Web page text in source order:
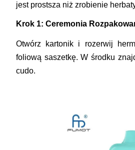
jest prostsza niż zrobienie
Krok 1: Ceremonia
Otwórz kartonik i rozerwij
foliową saszetkę. W środku
cudo.